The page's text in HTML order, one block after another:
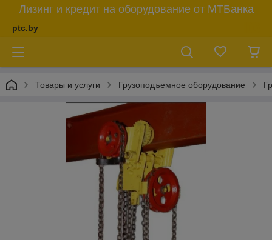
Лизинг и кредит на оборудование от МТБанка
ptc.by
Товары и услуги Грузоподъемное оборудование